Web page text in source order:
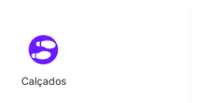
Calçados
(7)